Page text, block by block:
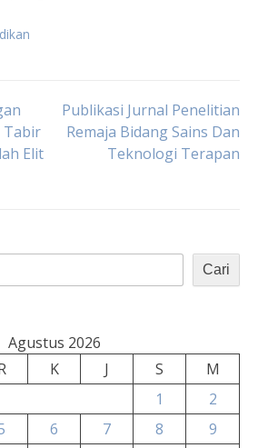
Tabir
Elit
Publikasi Jurnal Penelitian
Remaja Bidang Sains Dan
Teknologi Terapan
Cari
Agustus 2026
K J S
M
1
2
6 7 8
9